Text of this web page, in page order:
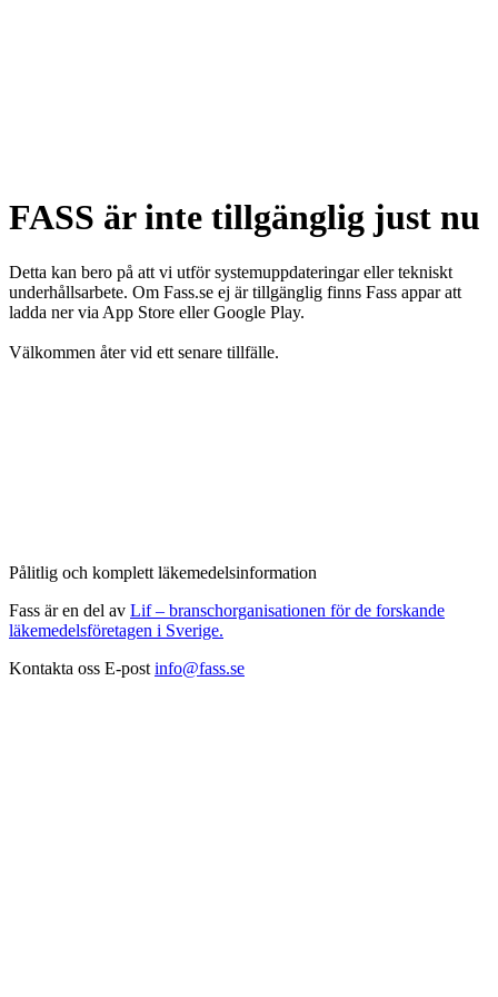
FASS är inte tillgänglig just nu
Detta kan bero på att vi utför systemuppdateringar eller tekniskt
underhållsarbete. Om Fass.se ej är tillgänglig finns Fass appar att
ladda ner via App Store eller Google Play.
Välkommen åter vid ett senare tillfälle.
Pålitlig och komplett läkemedelsinformation
Fass är en del av Lif – branschorganisationen för de forskande
läkemedelsföretagen i Sverige.
Kontakta oss E-post info@fass.se